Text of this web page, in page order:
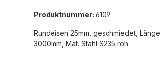
Produktnummer: 6109
Rundeisen 25mm, geschmiedet, Länge
3000mm, Mat. Stahl S235 roh